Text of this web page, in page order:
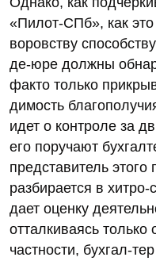
«Пилот-СПб», как
воровству
де-юре должны
факто только
димость
идет о контроле за
его поручают
представитель
разбирается в
дает оценку
отталкиваясь
частности, бухгал-